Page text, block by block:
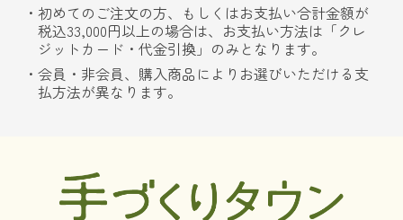
初めてのご注文の方、もしくはお支払い合計金額が
税込33,000円以上の場合は、お支払い方法は「クレ
ジットカード・代金引換」のみとなります。
会員・非会員、購入商品によりお選びいただける支
払方法が異なります。